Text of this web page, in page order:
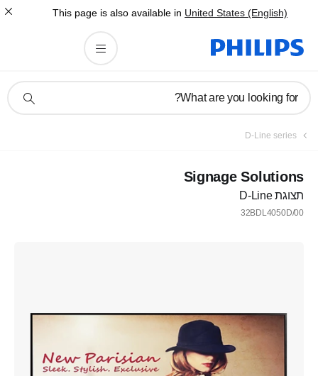
This page is also available in United States (English)
בסמל
What are you looking for?
D-Line series
Signage Solutions
תצוגת D-Line
32BDL4050D/00